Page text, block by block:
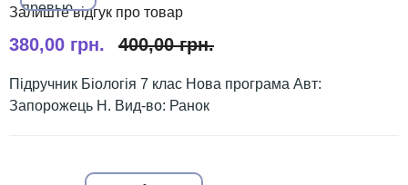
380,00 грн. 400,00 грн.
Підручник Біологія 7 клас Нова програма Авт:
Запорожець Н. Вид-во: Ранок